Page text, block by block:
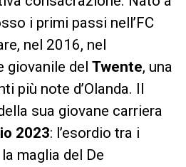
i primi passi nell’FC
nel 2016, nel
giovanile del Twente, una
più note d’Olanda. Il
sua giovane carriera
2023: l’esordio tra i
maglia del De